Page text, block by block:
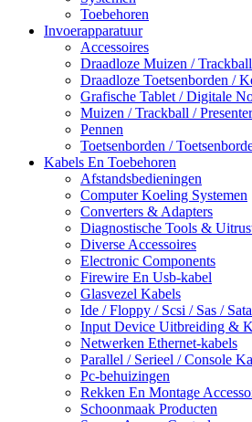
Toebehoren
Invoerapparatuur
Accessoires
Draadloze Muizen /
Draadloze Toetsenborden /
Grafische Tablet / Digitale
Muizen / Trackball / Presenter
Pennen
Toetsenborden /
Kabels En Toebehoren
Afstandsbedieningen
Computer Koeling Systemen
Converters & Adapters
Diagnostische Tools &
Diverse Accessoires
Electronic Components
Firewire En Usb-kabel
Glasvezel Kabels
Ide / Floppy / Scsi / Sas /
Input Device Uitbreiding &
Netwerken Ethernet-kabels
Parallel / Serieel / Console
Pc-behuizingen
Rekken En Montage
Schoonmaak Producten